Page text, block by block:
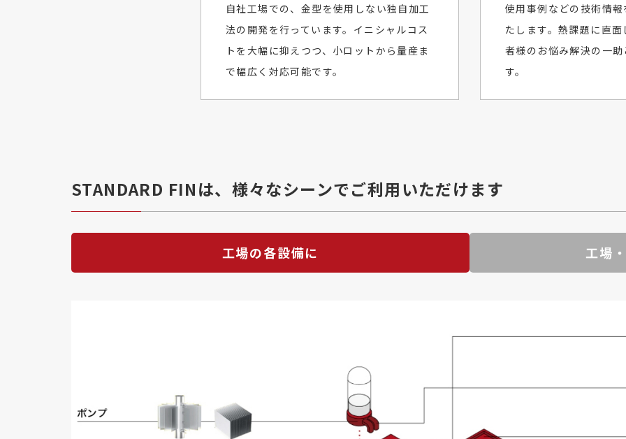
自社工場での、金型を使用しない独自加工
法の開発を行っています。イニシャルコス
トを大幅に抑えつつ、小ロットから量産ま
で幅広く対応可能です。
使用事例などの技術情
たします。熱課題に直
者様のお悩み解決の一
す。
STANDARD FINは、様々なシーンでご利用いただけます
工場の各設備に 工場